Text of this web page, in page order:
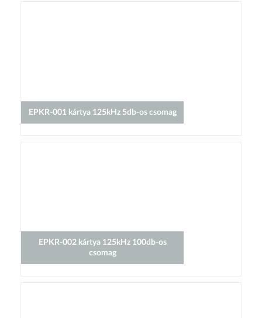
EPKR-001 kártya 125kHz 5db-os csomag
EPKR-002 kártya 125kHz 100db-os
csomag